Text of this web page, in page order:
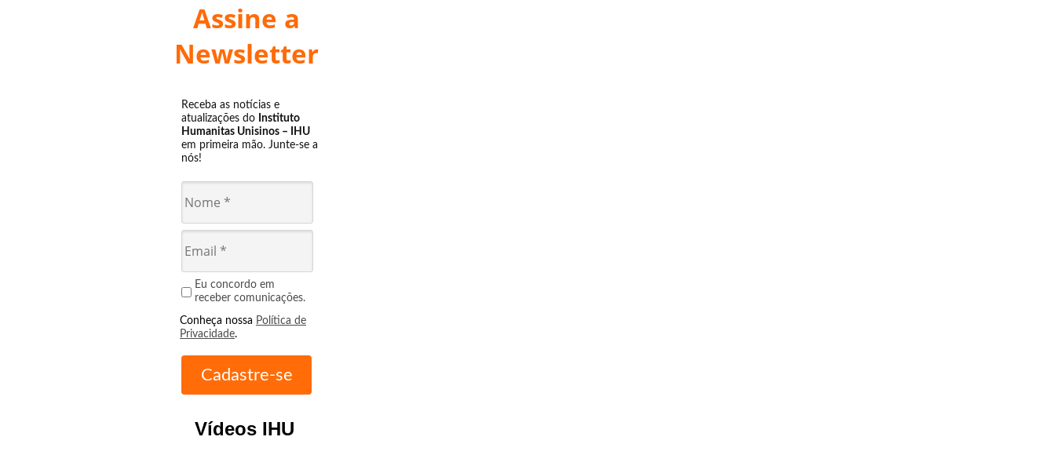
Assine a
Newsletter
Receba as notícias e
atualizações do Instituto
Humanitas Unisinos – IHU
em primeira mão. Junte-se a
nós!
Eu concordo em
receber comunicações.
Conheça nossa Política de
Privacidade.
Vídeos IHU